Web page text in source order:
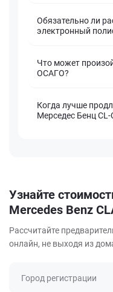
Обязательно ли
электронный
Что может
ОСАГО?
Когда лучше
Мерседес Бенц CL-
Узнайте
Mercedes Benz
Рассчитайте
онлайн, не выходя из
Город регистрации